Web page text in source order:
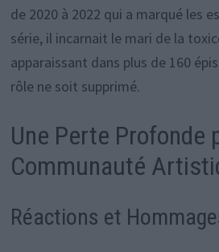
de 2020 à 2022 qui a marqué les
série, il incarnait le mari de la
apparaissant dans plus de 160
rôle ne soit supprimé.
Une Perte Profonde
Communauté
Réactions et